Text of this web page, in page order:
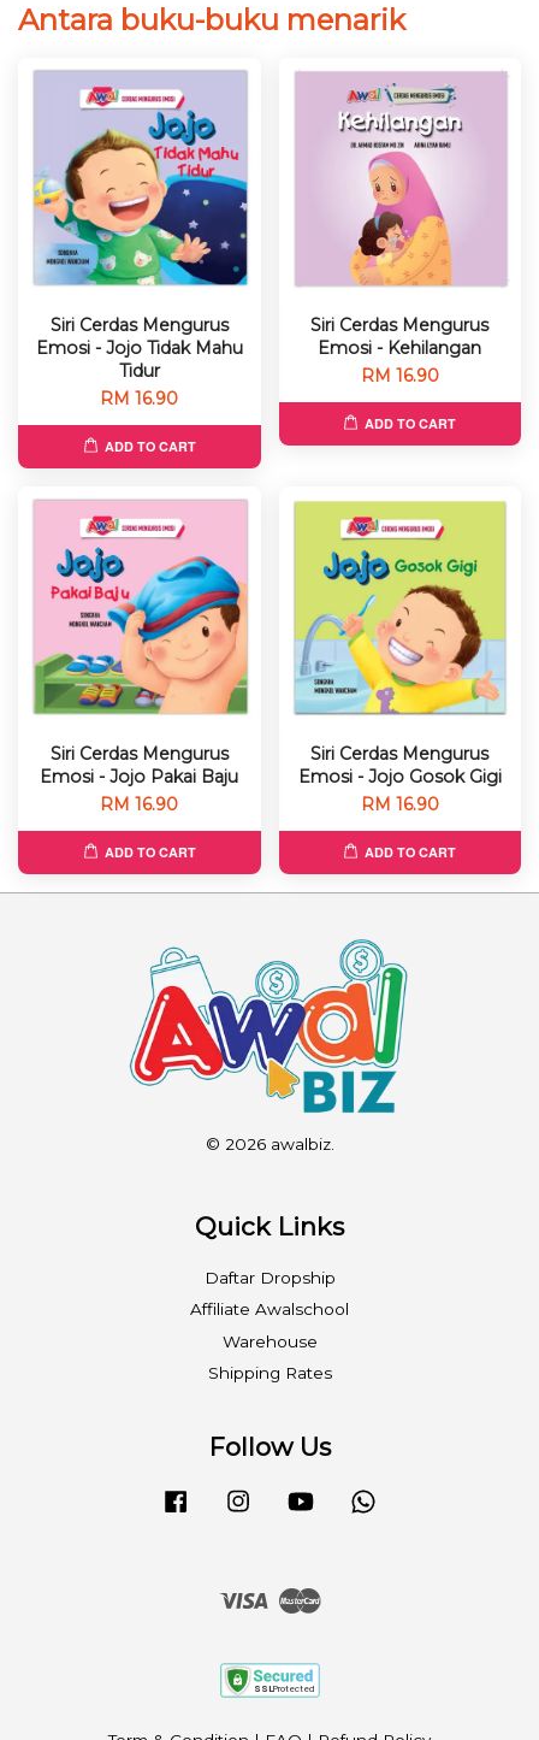
Antara buku-buku menarik
Siri Cerdas Mengurus
Emosi - Jojo Tidak Mahu
Tidur
RM 16.90
ADD TO CART
Siri Cerdas Mengurus
Emosi - Kehilangan
RM 16.90
ADD TO CART
Siri Cerdas Mengurus
Emosi - Jojo Pakai Baju
RM 16.90
ADD TO CART
Siri Cerdas Mengurus
Emosi - Jojo Gosok Gigi
RM 16.90
ADD TO CART
© 2026 awalbiz.
Quick Links
Daftar Dropship
Affiliate Awalschool
Warehouse
Shipping Rates
Follow Us
FacebookInstagramYouTube
Visa Master